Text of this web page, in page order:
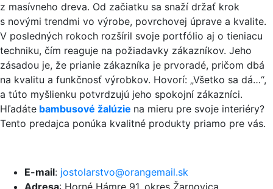
z masívneho dreva. Od začiatku sa snaží držať krok
s novými trendmi vo výrobe, povrchovej úprave a kvalite.
V posledných rokoch rozšíril svoje portfólio aj o tieniacu
techniku, čím reaguje na požiadavky zákazníkov. Jeho
zásadou je, že prianie zákazníka je prvoradé, pričom dbá
na kvalitu a funkčnosť výrobkov. Hovorí: „Všetko sa dá…“,
a túto myšlienku potvrdzujú jeho spokojní zákazníci.
Hľadáte bambusové žalúzie na mieru pre svoje interiéry?
Tento predajca ponúka kvalitné produkty priamo pre vás.
E-mail: jostolarstvo@orangemail.sk
Adresa: Horné Hámre 91, okres Žarnovica